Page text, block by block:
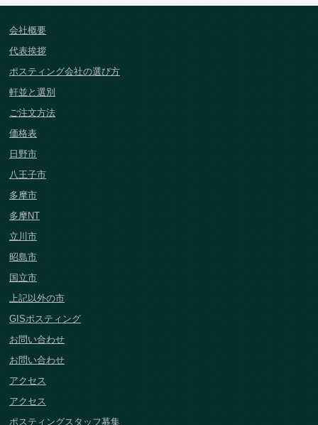
会社概要
代表挨拶
ポスティング会社の選び方
軒並と選別
ご注文方法
価格表
日野市
八王子市
多摩市
多摩NT
立川市
昭島市
国立市
上記以外の市
GISポスティング
お問い合わせ
お問い合わせ
アクセス
アクセス
ポスティングスタッフ募集